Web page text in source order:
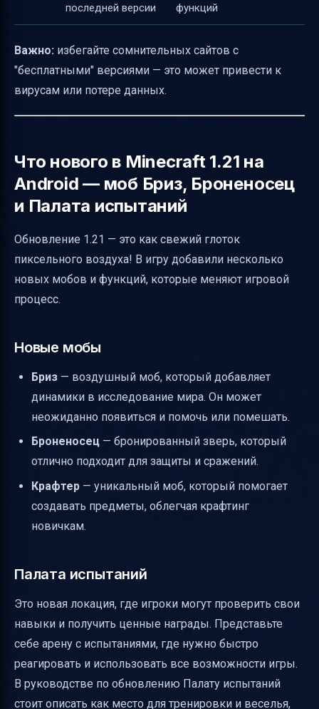
Итогпоследней версии
функций
Важно: избегайте сомнительных сайтов с
"бесплатными" версиями — это может привести к
вирусам или потере данных.
Что нового в Minecraft 1.21 на
Android — моб Бриз, Броненосец
и Палата испытаний
Обновление 1.21 — это как свежий глоток
пиксельного воздуха! В игру добавили несколько
новых мобов и функций, которые меняют игровой
процесс.
Новые мобы
Бриз — воздушный моб, который добавляет
динамики в исследование мира. Он может
неожиданно появиться и помочь или помешать.
Броненосец — бронированный зверь, который
отлично подходит для защиты и сражений.
Крафтер — уникальный моб, который помогает
создавать предметы, облегчая крафтинг
новичкам.
Палата испытаний
Это новая локация, где игроки могут проверить свои
навыки и получить ценные награды. Представьте
себе арену с испытаниями, где нужно быстро
реагировать и использовать все возможности игры.
В руководстве по обновлению Палату испытаний
стоит описать как место для тренировки и веселья,